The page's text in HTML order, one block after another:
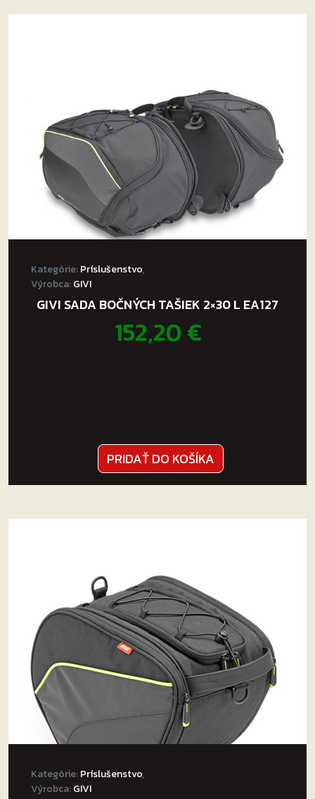
Kategórie:Príslušenstvo,
Výrobca:GIVI
GIVI SADA BOČNÝCH TAŠIEK 2×30 L EA127
152,20€
PRIDAŤ DO KOŠÍKA
Kategórie:Príslušenstvo,
Výrobca:GIVI